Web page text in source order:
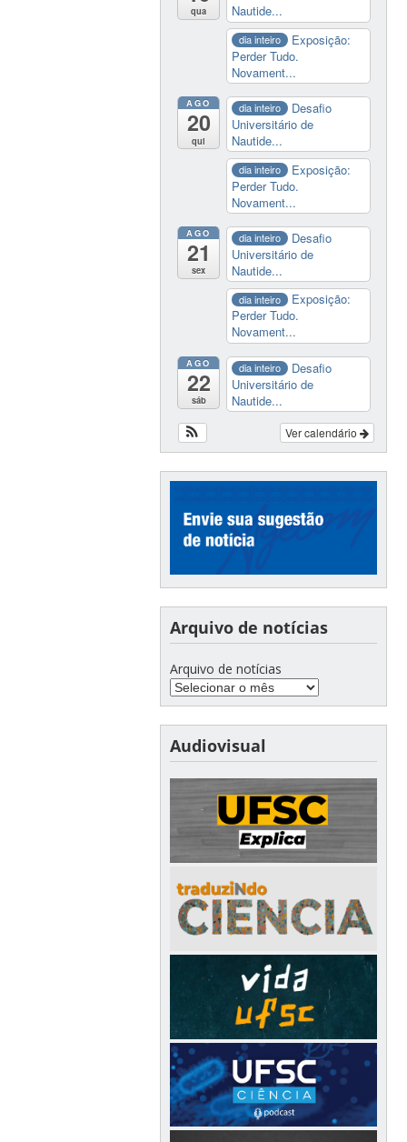
qua
Nautide...
dia inteiro
Exposição:
Perder Tudo.
Novament...
AGO
20
qui
dia inteiro
Desafio
Universitário de
Nautide...
dia inteiro
Exposição:
Perder Tudo.
Novament...
AGO
21
sex
dia inteiro
Desafio
Universitário de
Nautide...
dia inteiro
Exposição:
Perder Tudo.
Novament...
AGO
22
sáb
dia inteiro
Desafio
Universitário de
Nautide...
Ver calendário
Arquivo de notícias
Arquivo de notícias
Audiovisual